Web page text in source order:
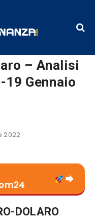
– Analisi
19 Gennaio
2022
DOLARO